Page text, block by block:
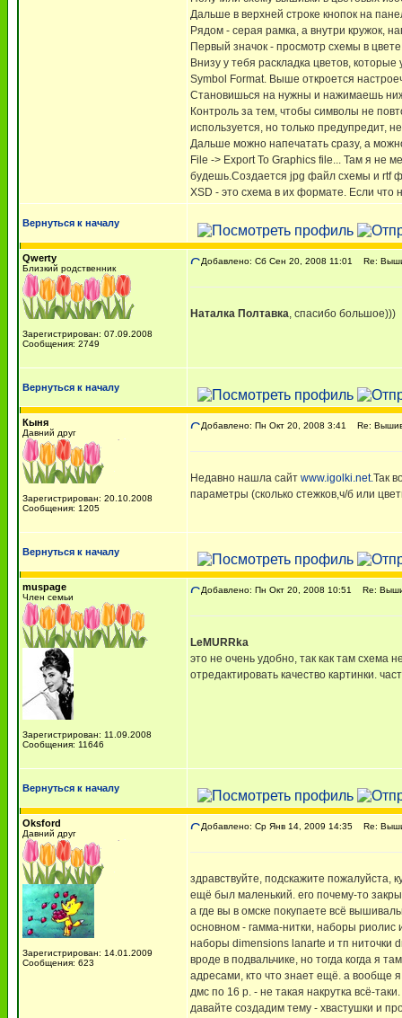
Дальше в верхней строке кнопок на
Рядом - серая рамка, а внутри кружок,
Первый значок - просмотр схемы в
Внизу у тебя раскладка цветов,
Symbol Format. Выше откроется
Становишься на нужны и нажимаешь
Контроль за тем, чтобы символы не
используется, но только предупредит,
Дальше можно напечатать сразу, а
File -> Export To Graphics file... Там я не
будешь.Создается jpg файл схемы и rtf
XSD - это схема в их формате. Если что
Вернуться к началу
Qwerty
Близкий родственник
Зарегистрирован: 07.09.2008
Сообщения: 2749
Добавлено: Сб Сен 20, 2008 11:01 Re:
Наталка Полтавка, спасибо большое)))
Вернуться к началу
Кыня
Давний друг
Зарегистрирован: 20.10.2008
Сообщения: 1205
Добавлено: Пн Окт 20, 2008 3:41 Re:
Недавно нашла сайт www.igolki.net.Так
параметры (сколько стежков,ч/б или
Вернуться к началу
muspage
Член семьи
Зарегистрирован: 11.09.2008
Сообщения: 11646
Добавлено: Пн Окт 20, 2008 10:51 Re:
LeMURRka
это не очень удобно, так как там схема
отредактировать качество картинки.
Вернуться к началу
Oksford
Давний друг
Зарегистрирован: 14.01.2009
Сообщения: 623
Добавлено: Ср Янв 14, 2009 14:35 Re:
здравствуйте, подскажите пожалуйста,
ещё был маленький. его почему-то
а где вы в омске покупаете всё
основном - гамма-нитки, наборы риолис
наборы dimensions lanarte и тп ниточки
вроде в подвальчике, но тогда когда я
адресами, кто что знает ещё. а вообще
дмс по 16 р. - не такая накрутка всё-таки.
давайте создадим тему - хвастушки и